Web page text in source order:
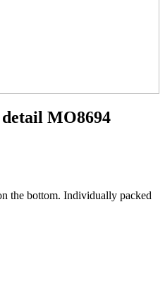
MO8694
the bottom. Individually packed